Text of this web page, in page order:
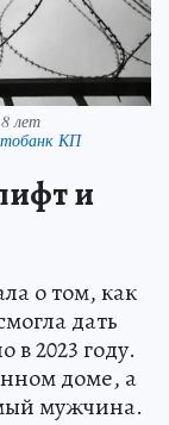
лет
КП
и
о том, как
дать
2023 году.
доме, а
мужчина.